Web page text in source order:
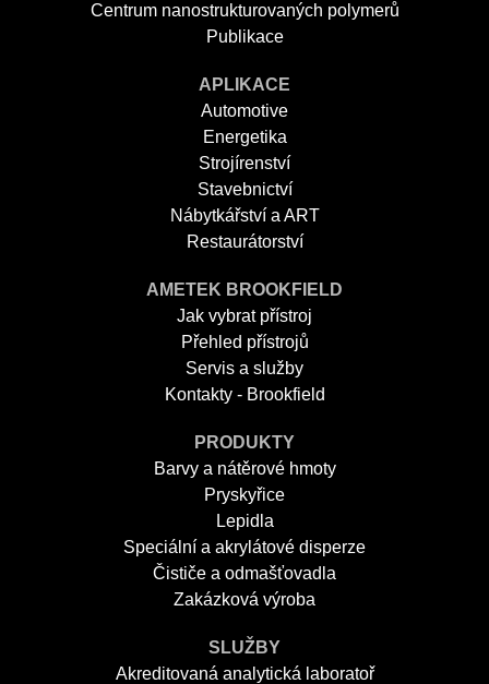
Centrum nanostrukturovaných polymerů
Publikace
APLIKACE
Automotive
Energetika
Strojírenství
Stavebnictví
Nábytkářství a ART
Restaurátorství
AMETEK BROOKFIELD
Jak vybrat přístroj
Přehled přístrojů
Servis a služby
Kontakty - Brookfield
PRODUKTY
Barvy a nátěrové hmoty
Pryskyřice
Lepidla
Speciální a akrylátové disperze
Čističe a odmašťovadla
Zakázková výroba
SLUŽBY
Akreditovaná analytická laboratoř